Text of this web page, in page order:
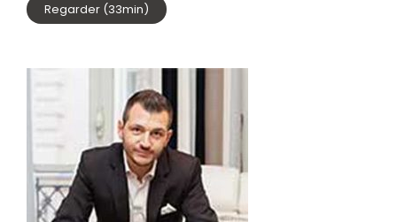
Regarder (33min)